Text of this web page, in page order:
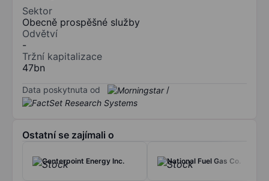
Sektor
Obecně prospěšné služby
Odvětví
-
Tržní kapitalizace
47bn
Data poskytnuta od /
Ostatní se zajímali o
Centerpoint Energy Inc. National Fuel Gas Co.